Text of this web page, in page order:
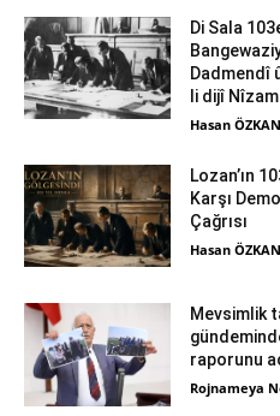
Di Sala
Dadmendî
li dijî
Hasan ÖZKAN
Lozan’ın
Karşı
Çağrısı
Hasan ÖZKAN
Mevsimlik
raporunu
Rojnameya